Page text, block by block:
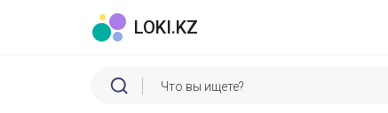
LOKI.KZ